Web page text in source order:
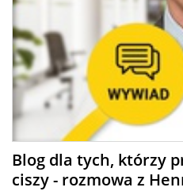
Blog dla tych, którzy
ciszy - rozmowa z